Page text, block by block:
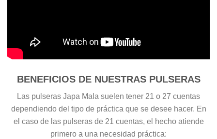
BENEFICIOS DE NUESTRAS PULSERAS
Las pulseras Japa Mala suelen tener 21 o 27 cuentas
dependiendo del tipo de práctica que se desee hacer. En
el caso de las pulseras de 21 cuentas, el hecho atiende
primero a una necesidad práctica: